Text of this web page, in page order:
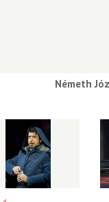
Németh